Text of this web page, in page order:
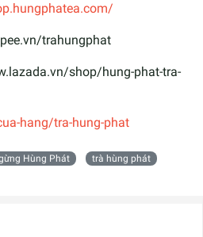
trahungphat
shop/hung-phat-tra-
hang/tra-hung-phat
Hùng Phát trà hùng phát